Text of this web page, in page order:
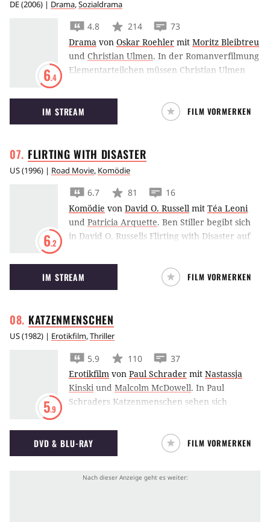
DE(2006) | Drama,Sozialdrama
6.4
4.8 214
73
Drama von Oskar Roehler mit Moritz Bleibtreu
und Christian Ulmen. In der Romanverfilmung
Elementarteilchen müssen Christian Ulmen
Liebe entscheiden.
IM STREAM FILM VORMERKEN
FLIRTING WITH DISASTER
US(1996) | Road Movie, Komödie
6.2
6.7 81
16
Komödie von David O. Russell mit Téa Leoni
und Patricia Arquette. Ben Stiller begibt sich
in David O. Russells Flirting with Disaster auf
IM STREAM FILM VORMERKEN
KATZENMENSCHEN
US(1982) | Erotikfilm,Thriller
5.9
5.9 110
37
Erotikfilm von Paul Schrader mit Nastassja
Kinskiund Malcolm McDowell. In Paul
Schraders Katzenmenschen sehen sich
dem animalischen Ursprung menschlicher
Sexualität konfrontiert.
DVD & BLU-RAY FILM VORMERKEN